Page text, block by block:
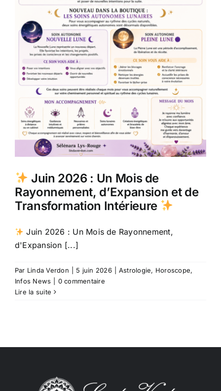
Juin 2026 : Un Mois de
Rayonnement, d’Expansion et de
Transformation Intérieure
Juin 2026 : Un Mois de Rayonnement,
d'Expansion [...]
Par Linda Verdon 5 juin 2026 Astrologie, Horoscope,
Infos News
0 commentaire
Lire la suite